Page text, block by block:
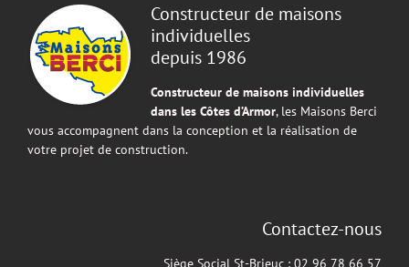
Constructeur de maisons
individuelles
depuis 1986
Constructeur de maisons individuelles
dans les Côtes d’Armor, les Maisons Berci
vous accompagnent dans la conception et la réalisation de
votre projet de construction.
Contactez-nous
Siège Social St-Brieuc : 02 96 78 66 57